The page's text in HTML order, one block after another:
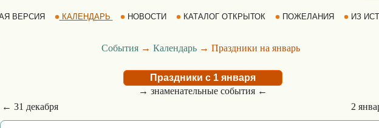
ВЕРСИЯ КАЛЕНДАРЬ НОВОСТИ КАТАЛОГ ОТКРЫТОК ПОЖЕЛАНИЯ ИЗ
События→ Календарь→ Праздники на январь
Праздники с 1 января
→ знаменательные события ←
← 31 декабря
2